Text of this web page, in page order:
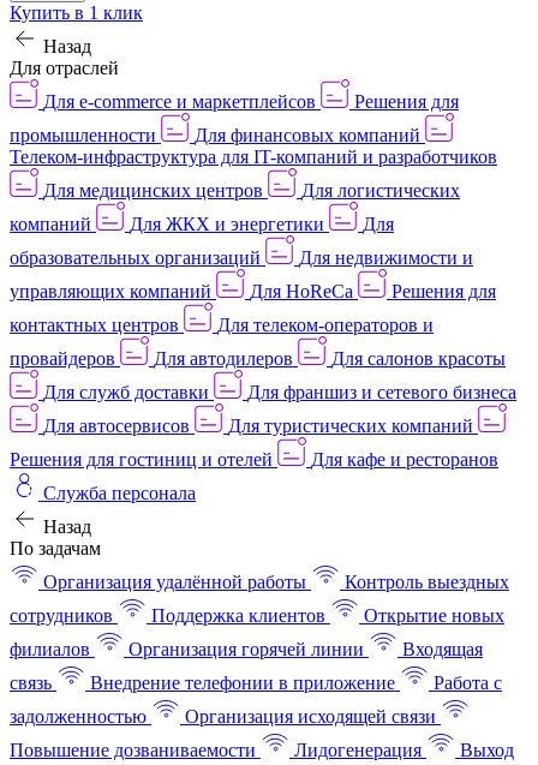
Купить в 1 клик
Назад
Для отраслей
Для e-commerce и маркетплейсов
Решения для
промышленности
Для финансовых компаний
Телеком-инфраструктура для IT-компаний и разработчиков
Для медицинских центров
Для логистических
компаний
Для ЖКХ и энергетики
Для
образовательных организаций
Для недвижимости и
управляющих компаний
Для HoReCa
Решения для
контактных центров
Для телеком-операторов и
провайдеров
Для автодилеров
Для салонов красоты
Для служб доставки
Для франшиз и сетевого бизнеса
Для автосервисов
Для туристических компаний
Решения для гостиниц и отелей
Для кафе и ресторанов
Служба персонала
Назад
По задачам
Организация удалённой работы
Контроль выездных
сотрудников
Поддержка клиентов
Открытие новых
филиалов
Организация горячей линии
Входящая
связь
Внедрение телефонии в приложение
Работа с
задолженностью
Организация исходящей связи
Повышение дозваниваемости
Лидогенерация
Выход